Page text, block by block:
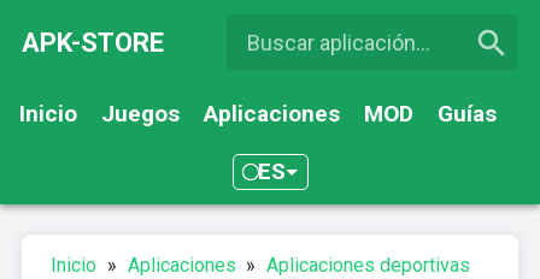
APK-STORE
Inicio Juegos Aplicaciones MOD Guías
ES
Inicio » Aplicaciones » Aplicaciones deportivas